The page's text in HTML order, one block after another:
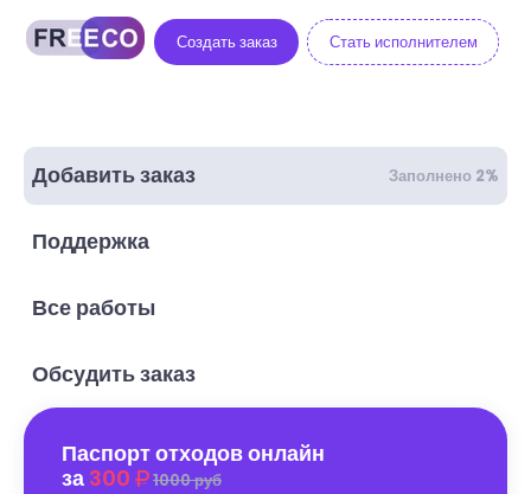
Создать заказ Стать исполнителем
Добавить заказ Заполнено 2%
Поддержка
Все работы
Обсудить заказ
Паспорт отходов онлайн
за 300 1000 руб